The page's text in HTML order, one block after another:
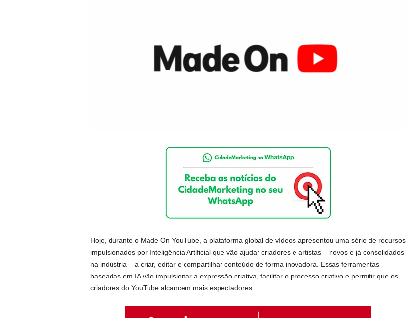
Hoje, durante o Made On YouTube, a plataforma global de vídeos apresentou uma série de recursos
impulsionados por Inteligência Artificial que vão ajudar criadores e artistas – novos e já consolidados
na indústria – a criar, editar e compartilhar conteúdo de forma inovadora. Essas ferramentas
baseadas em IA vão impulsionar a expressão criativa, facilitar o processo criativo e permitir que os
criadores do YouTube alcancem mais espectadores.